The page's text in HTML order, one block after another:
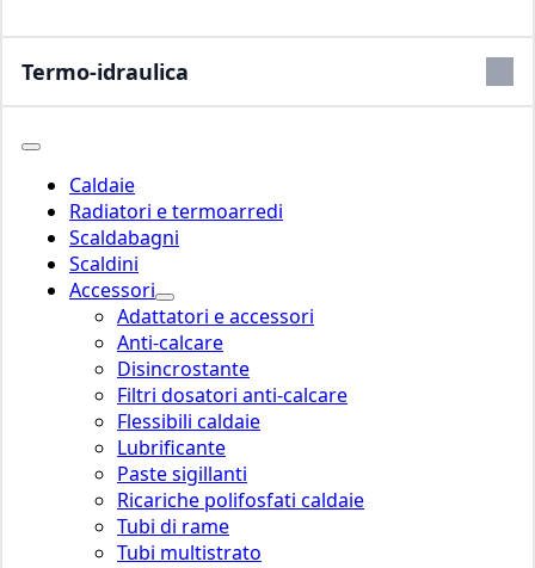
Termo-idraulica
Caldaie
Radiatori e termoarredi
Scaldabagni
Scaldini
Accessori
Adattatori e accessori
Anti-calcare
Disincrostante
Filtri dosatori anti-calcare
Flessibili caldaie
Lubrificante
Paste sigillanti
Ricariche polifosfati caldaie
Tubi di rame
Tubi multistrato